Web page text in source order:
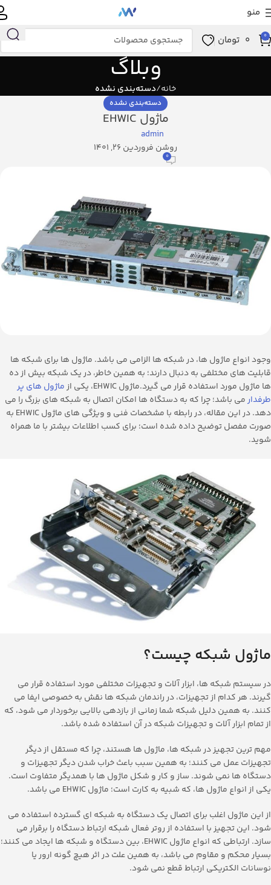
منو
0
0 تومان
وبلاگ
خانه دسته‌بندی نشده
دسته‌بندی نشده
ماژول EHWIC
admin
روشن فروردین 26, 1401
0
وجود انواع ماژول ها، در شبکه ها الزامی می باشد. ماژول ها برای شبکه ها
قابلیت های مختلفی به دنبال دارند؛ به همین خاطر، در یک شبکه بیش از ده
ها ماژول مورد استفاده قرار می گیرد.ماژول EHWIC، یکی از
ماژول های پر
طرفدارمی باشد؛ چرا که به دستگاه ها امکان اتصال به شبکه های بزرگ را می
دهد. در این مقاله، در رابطه با مشخصات فنی و ویژگی های ماژول EHWIC به
صورت مفصل توضیح داده شده است؛ برای کسب اطلاعات بیشتر با ما همراه
شوید.
ماژول شبکه چیست؟
در سیستم شبکه ها، ابزار آلات و تجهیزات مختلفی مورد استفاده قرار می
گیرند. هر کدام از تجهیزات، در راندمان شبکه ها نقش به خصوصی ایفا می
کنند. به همین دلیل شبکه شما زمانی از بازدهی بالایی برخوردار می شود، که
از تمام ابزار آلات و تجهیزات شبکه در آن استفاده شده باشد.
مهم ترین تجهیز در شبکه ها، ماژول ها هستند، چرا که مستقل از دیگر
تجهیزات عمل می کنند؛ به همین سبب باعث خراب شدن دیگر تجهیزات و
دستگاه ها نمی شوند. ساز و کار و شکل ماژول ها با همدیگر متفاوت است.
یکی از انواع ماژول ها، که شبیه به کارت است؛ ماژول EHWIC می باشد.
از این ماژول اغلب برای اتصال یک دستگاه به شبکه ای گسترده استفاده می
شود. این تجهیز با استفاده از روتر فعال شبکه ارتباط دستگاه را برقرار می
سازد. ارتباطی که انواع ماژول EHWIC، بین دستگاه و شبکه ها ایجاد می کنند؛
بسیار محکم و مقاوم می باشد، به همین علت در اثر هیچ گونه ارور یا
نوسانات الکتریکی ارتباط قطع نمی شود.